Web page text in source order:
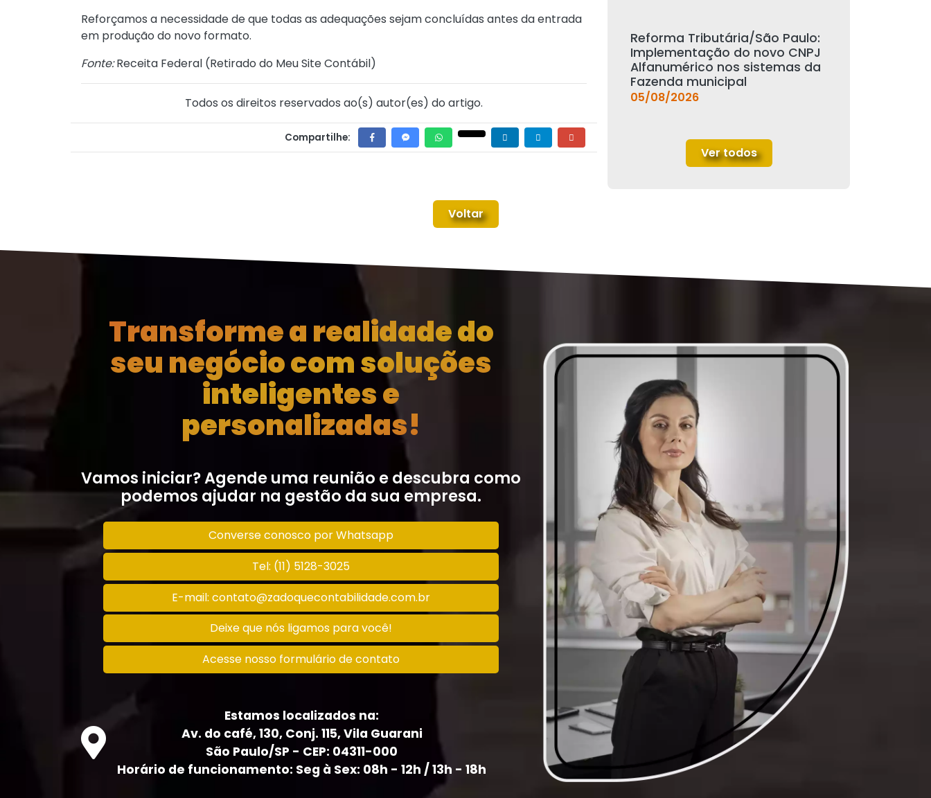
Reforçamos a necessidade de que todas as adequações sejam concluídas antes da entrada
em produção do novo formato.
Fonte:Receita Federal (Retirado do Meu Site Contábil)
Todos os direitos reservados ao(s) autor(es) do artigo.
Compartilhe:
Reforma Tributária/São Paulo:
Implementação do novo CNPJ
Alfanumérico nos sistemas da
Fazenda municipal
05/08/2026
Ver todos
Voltar
Transforme a realidade do
seu negócio com soluções
inteligentes e
personalizadas!
Vamos iniciar? Agende uma reunião e descubra como
podemos ajudar na gestão da sua empresa.
Converse conosco por Whatsapp
Tel: (11) 5128-3025
E-mail: contato@zadoquecontabilidade.com.br
Deixe que nós ligamos para você!
Acesse nosso formulário de contato
Estamos localizados na:
Av. do café, 130, Conj. 115, Vila Guarani
São Paulo/SP - CEP: 04311-000
Horário de funcionamento: Seg à Sex: 08h - 12h / 13h - 18h